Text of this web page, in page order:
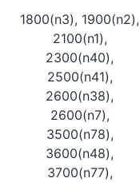
1800(n3), 1900(n2),
2100(n1),
2300(n40),
2500(n41),
2600(n38),
2600(n7),
3500(n78),
3600(n48),
3700(n77),